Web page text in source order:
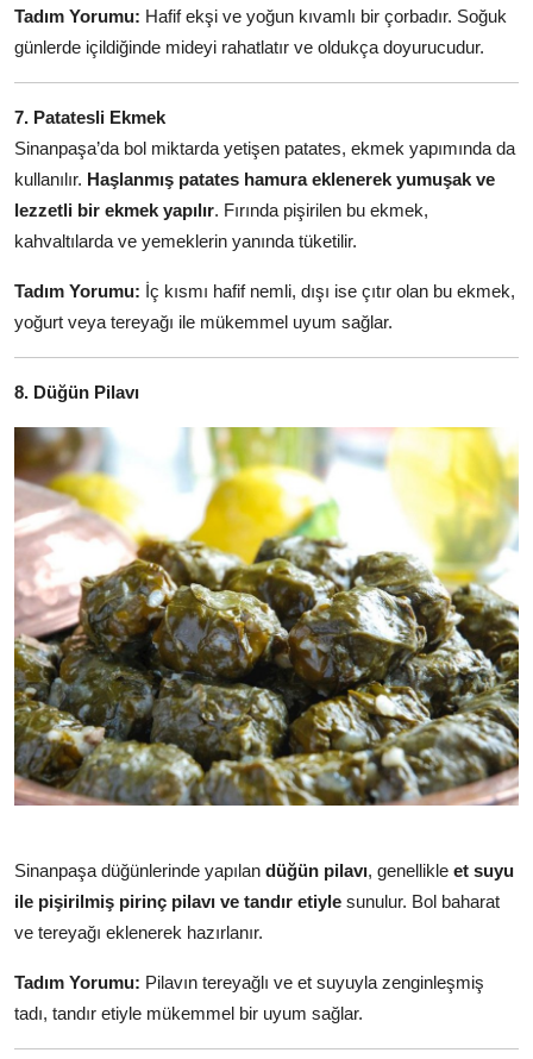
Tadım Yorumu: Hafif ekşi ve yoğun kıvamlı bir çorbadır. Soğuk
günlerde içildiğinde mideyi rahatlatır ve oldukça doyurucudur.
7. Patatesli Ekmek
Sinanpaşa’da bol miktarda yetişen patates, ekmek yapımında da
kullanılır. Haşlanmış patates hamura eklenerek yumuşak ve
lezzetli bir ekmek yapılır. Fırında pişirilen bu ekmek,
kahvaltılarda ve yemeklerin yanında tüketilir.
Tadım Yorumu: İç kısmı hafif nemli, dışı ise çıtır olan bu ekmek,
yoğurt veya tereyağı ile mükemmel uyum sağlar.
8. Düğün Pilavı
Sinanpaşa düğünlerinde yapılan düğün pilavı, genellikle et suyu
ile pişirilmiş pirinç pilavı ve tandır etiyle sunulur. Bol baharat
ve tereyağı eklenerek hazırlanır.
Tadım Yorumu: Pilavın tereyağlı ve et suyuyla zenginleşmiş
tadı, tandır etiyle mükemmel bir uyum sağlar.